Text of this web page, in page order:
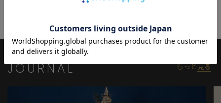
JOURNAL もっと見る